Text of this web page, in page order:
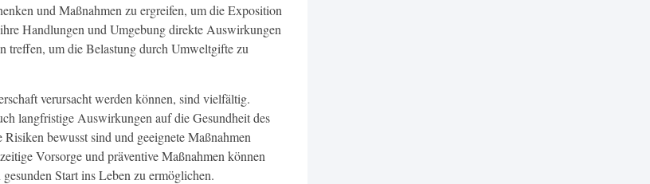
und Maßnahmen zu ergreifen, um die Exposition
Handlungen und Umgebung direkte Auswirkungen
treffen, um die Belastung durch Umweltgifte zu
verursacht werden können, sind vielfältig.
langfristige Auswirkungen auf die Gesundheit des
bewusst sind und geeignete Maßnahmen
Vorsorge und präventive Maßnahmen können
Start ins Leben zu ermöglichen.